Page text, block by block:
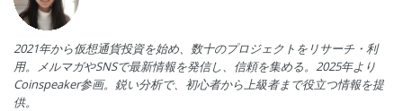
2021年から仮想通貨投資を始め、数十のプロジェクトをリサーチ・利
用。メルマガやSNSで最新情報を発信し、信頼を集める。2025年より
Coinspeaker参画。鋭い分析で、初心者から上級者まで役立つ情報を提
供。